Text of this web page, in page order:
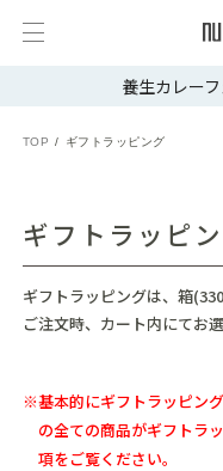
養生カレー
TOP ギフトラッピング
ギフトラッピ
ギフトラッピングは、箱
ご注文時、カート内にてお
※基本的にギフトラッピン
の全ての商品がギフトラ
項をご覧ください。
新規会員登録
健康食品
食品
スキンケア
ヘア・ボディケア
雑貨